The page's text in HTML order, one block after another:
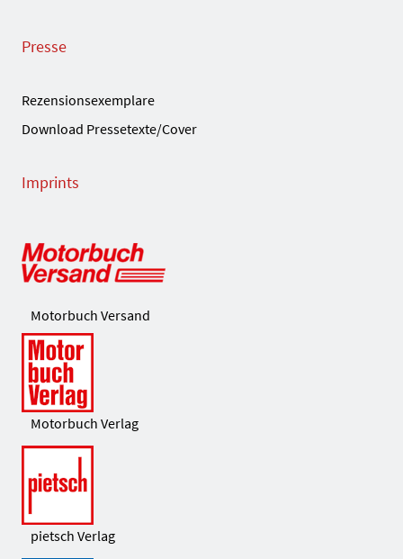
Presse
Rezensionsexemplare
Download Pressetexte/Cover
Imprints
Motorbuch Versand
Motorbuch Verlag
pietsch Verlag